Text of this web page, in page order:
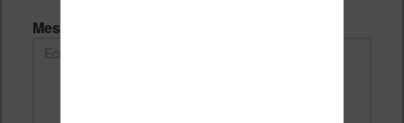
Message *